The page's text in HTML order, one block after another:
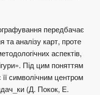
передбачає
та аналізу карт, проте
аспектів,
Під цим поняттям
символічним центром
(Д. Покок, Е.